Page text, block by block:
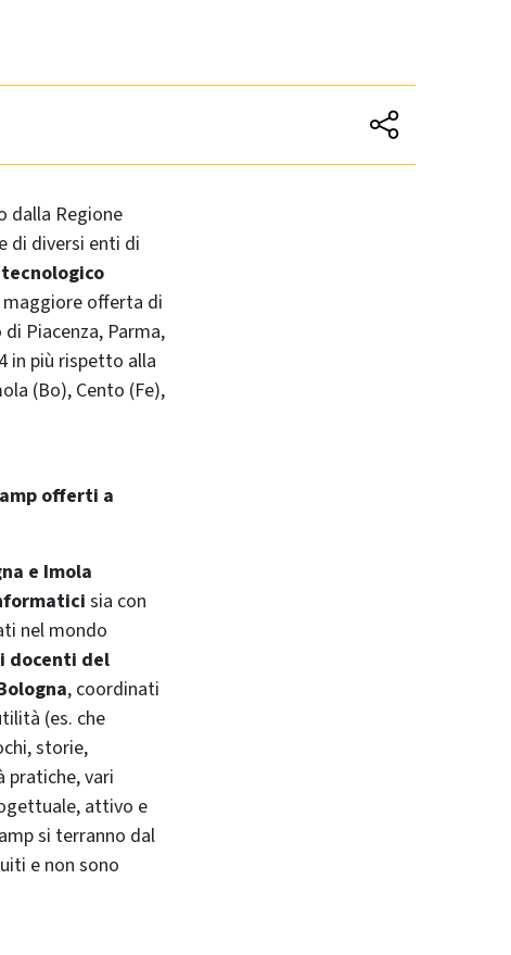
dalla Regione
di diversi enti di
maggiore offerta di
Piacenza, Parma,
in più rispetto alla
(Bo), Cento (Fe),
offerti a
e Imola
sia con
nel mondo
docenti del
, coordinati
(es. che
storie,
vari
attivo e
si terranno dal
e non sono